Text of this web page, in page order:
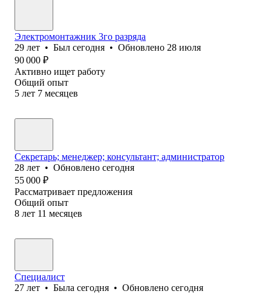
Электромонтажник 3го разряда
29 лет • Был сегодня • Обновлено 28 июля
90 000 ₽
Активно ищет работу
Общий опыт
5 лет 7 месяцев
Секретарь; менеджер; консультант; администратор
28 лет • Обновлено сегодня
55 000 ₽
Рассматривает предложения
Общий опыт
8 лет 11 месяцев
Специалист
27 лет • Была сегодня • Обновлено сегодня